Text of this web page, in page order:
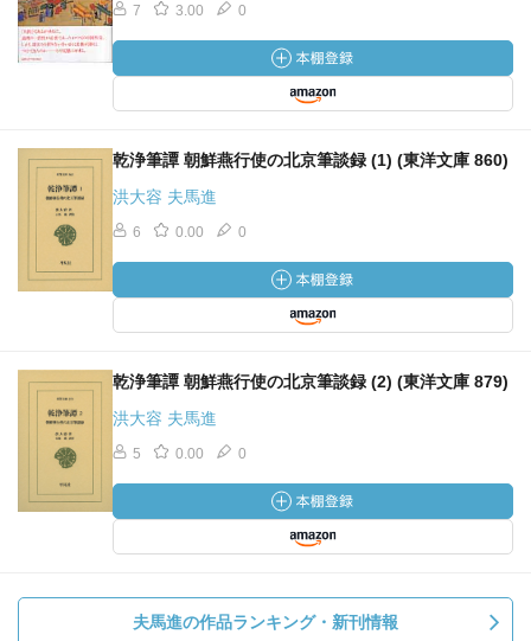
7 3.00 0
乾浄筆譚 朝鮮燕行使の北京筆談録 (1) (東洋文庫 860)
洪大容 夫馬進
6 0.00 0
乾浄筆譚 朝鮮燕行使の北京筆談録 (2) (東洋文庫 879)
洪大容 夫馬進
5 0.00 0
夫馬進の作品ランキング・新刊情報